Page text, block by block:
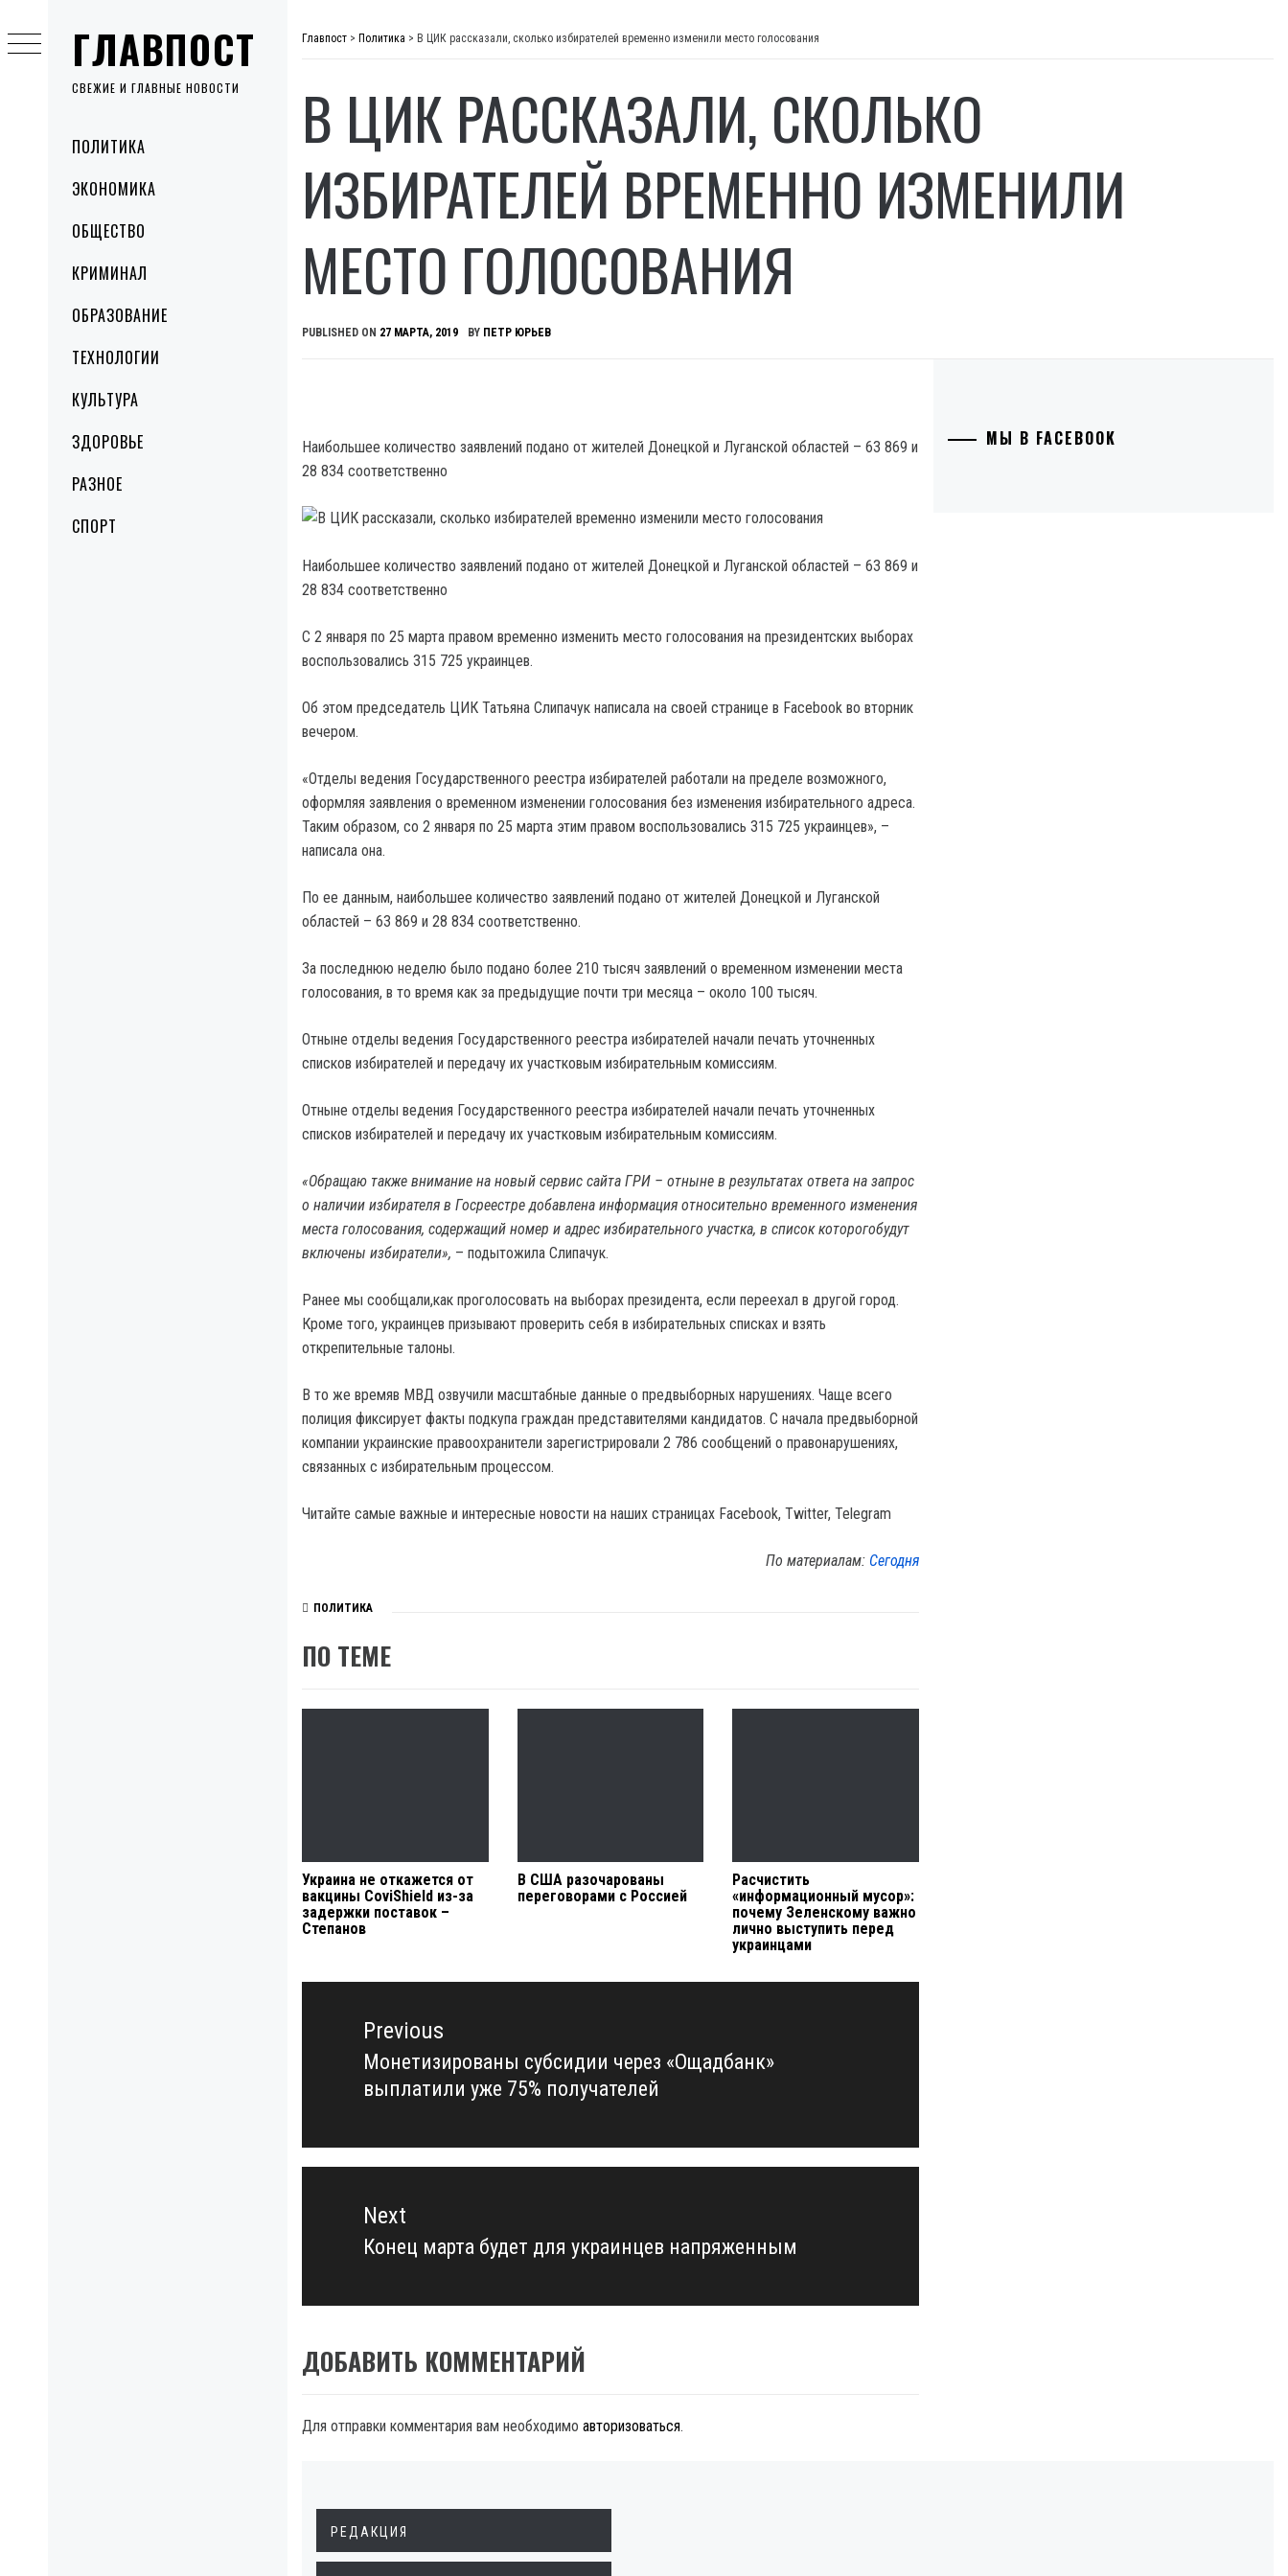
ГЛАВПОСТ
СВЕЖИЕ И ГЛАВНЫЕ НОВОСТИ
MenuПОЛИТИКА
ЭКОНОМИКА
ОБЩЕСТВО
КРИМИНАЛ
ОБРАЗОВАНИЕ
ТЕХНОЛОГИИ
КУЛЬТУРА
ЗДОРОВЬЕ
РАЗНОЕ
СПОРТ
to
content
Главпост > Политика > В ЦИК рассказали, сколько избирателей временно изменили место голосования
В ЦИК РАССКАЗАЛИ, СКОЛЬКО
ИЗБИРАТЕЛЕЙ ВРЕМЕННО ИЗМЕНИЛИ
МЕСТО ГОЛОСОВАНИЯ
PUBLISHED ON 27 МАРТА, 2019 BY ПЕТР ЮРЬЕВ
Наибольшее количество заявлений подано от жителей Донецкой и Луганской областей – 63 869 и
28 834 соответственно
Наибольшее количество заявлений подано от жителей Донецкой и Луганской областей – 63 869 и
28 834 соответственно
С 2 января по 25 марта правом временно изменить место голосования на президентских выборах
воспользовались 315 725 украинцев.
Об этом председатель ЦИК Татьяна Слипачук написала на своей странице в Facebook во вторник
вечером.
«Отделы ведения Государственного реестра избирателей работали на пределе возможного,
оформляя заявления о временном изменении голосования без изменения избирательного адреса.
Таким образом, со 2 января по 25 марта этим правом воспользовались 315 725 украинцев», –
написала она.
По ее данным, наибольшее количество заявлений подано от жителей Донецкой и Луганской
областей – 63 869 и 28 834 соответственно.
За последнюю неделю было подано более 210 тысяч заявлений о временном изменении места
голосования, в то время как за предыдущие почти три месяца – около 100 тысяч.
Отныне отделы ведения Государственного реестра избирателей начали печать уточненных
списков избирателей и передачу их участковым избирательным комиссиям.
Отныне отделы ведения Государственного реестра избирателей начали печать уточненных
списков избирателей и передачу их участковым избирательным комиссиям.
«Обращаю также внимание на новый сервис сайта ГРИ – отныне в результатах ответа на запрос
о наличии избирателя в Госреестре добавлена информация относительно временного изменения
места голосования, содержащий номер и адрес избирательного участка, в список которогобудут
включены избиратели», – подытожила Слипачук.
Ранее мы сообщали,как проголосовать на выборах президента, если переехал в другой город.
Кроме того, украинцев призывают проверить себя в избирательных списках и взять
открепительные талоны.
В то же времяв МВД озвучили масштабные данные о предвыборных нарушениях. Чаще всего
полиция фиксирует факты подкупа граждан представителями кандидатов. С начала предвыборной
компании украинские правоохранители зарегистрировали 2 786 сообщений о правонарушениях,
связанных с избирательным процессом.
Читайте самые важные и интересные новости на наших страницах Facebook, Twitter, Telegram
По материалам: Сегодня
ПОЛИТИКА
ПО ТЕМЕ
Украина не откажется от
вакцины CoviShield из-за
задержки поставок –
Степанов
В США разочарованы
переговорами с Россией
Расчистить
«информационный мусор»:
почему Зеленскому важно
лично выступить перед
украинцами
Навигация
записямPrevious
Previous
post:
Монетизированы субсидии через «Ощадбанк»
выплатили уже 75% получателей
Next
Next
Конец марта будет для украинцев напряженным
ДОБАВИТЬ КОММЕНТАРИЙ
Для отправки комментария вам необходимо авторизоваться.
МЫ В FACEBOOK
РЕДАКЦИЯ